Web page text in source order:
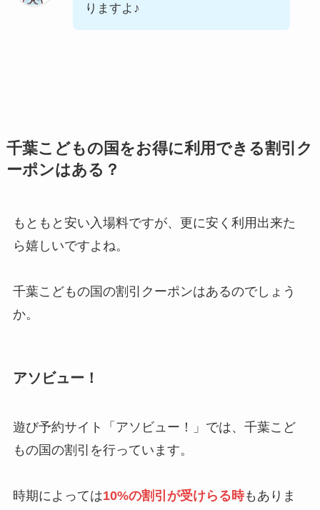
りますよ♪
千葉こどもの国をお得に利用できる割引ク
ーポンはある？
もともと安い入場料ですが、更に安く利用出来た
ら嬉しいですよね。
千葉こどもの国の割引クーポンはあるのでしょう
か。
アソビュー！
遊び予約サイト「アソビュー！」では、千葉こど
もの国の割引を行っています。
時期によっては10%の割引が受けらる時もありま